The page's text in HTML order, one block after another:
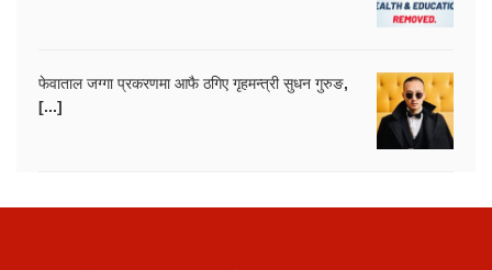
फेवाताल जग्गा प्रकरणमा आफै ठगिए गृहमन्त्री सुधन गुरुङ,
[...]